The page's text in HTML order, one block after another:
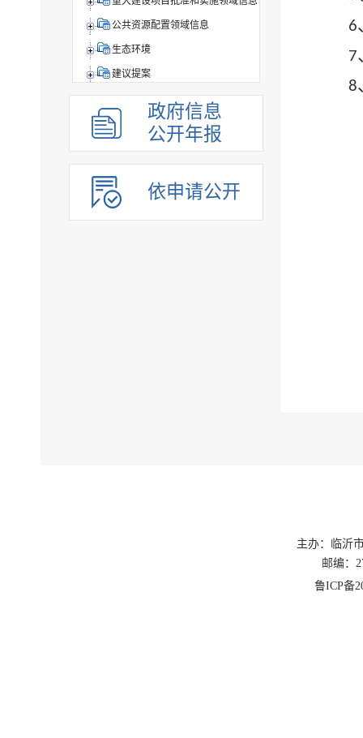
公共资源配置领域信息
生态环境
建议提案
组织管理
应急管理
重点领域
法制政府建设工作年报
政府信息
公开年报
依申请公开
6
7
8
主办：临沂
邮编：
鲁ICP备